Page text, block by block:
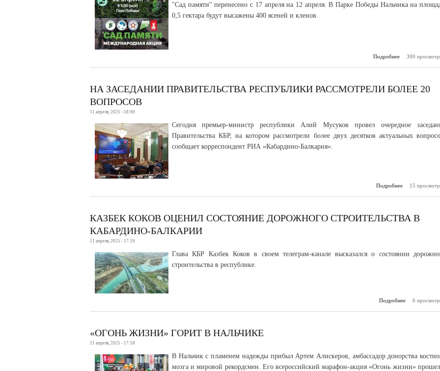
"Сад памяти" перенесено с 17 апреля на 12 апреля. В Парке Победы Нальчика на
0,5 гектара будут высажены 400 ясеней и кленов.
Подробнее
о Акция «Сад
300
НА ЗАСЕДАНИИ ПРАВИТЕЛЬСТВА РЕСПУБЛИКИ РАССМОТРЕЛИ БОЛЕЕ 20
ВОПРОСОВ
11 апреля, 2025 - 18:00
Сегодня премьер-министр республики Алий Мусуков провел очередное
Правительства КБР, на котором рассмотрели более двух десятков актуальных
сообщает корреспондент РИА «Кабардино-Балкария».
Подробнее
о На
15
КАЗБЕК КОКОВ ОЦЕНИЛ СОСТОЯНИЕ ДОРОЖНОГО СТРОИТЕЛЬСТВА В
КАБАРДИНО-БАЛКАРИИ
11 апреля, 2025 - 17:59
Глава КБР Казбек Коков в своем телеграм-канале высказался о состоянии
строительства в республике.
Подробнее
о
6
«ОГОНЬ ЖИЗНИ» ГОРИТ В НАЛЬЧИКЕ
11 апреля, 2025 - 17:58
В Нальчик с пламенем надежды прибыл Артем Алискеров, амбассадор донорства
мозга и мировой рекордсмен. Его всероссийский марафон-акция «Огонь жизни»